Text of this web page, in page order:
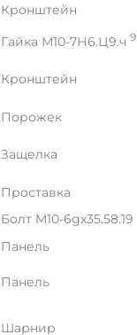
Кронштейн
Гайка М10-7Н6.Ц9.ч 9
Кронштейн
Порожек
Защелка
Проставка
Болт M10-6gx35.58.19
Панель
Панель
Шарнир